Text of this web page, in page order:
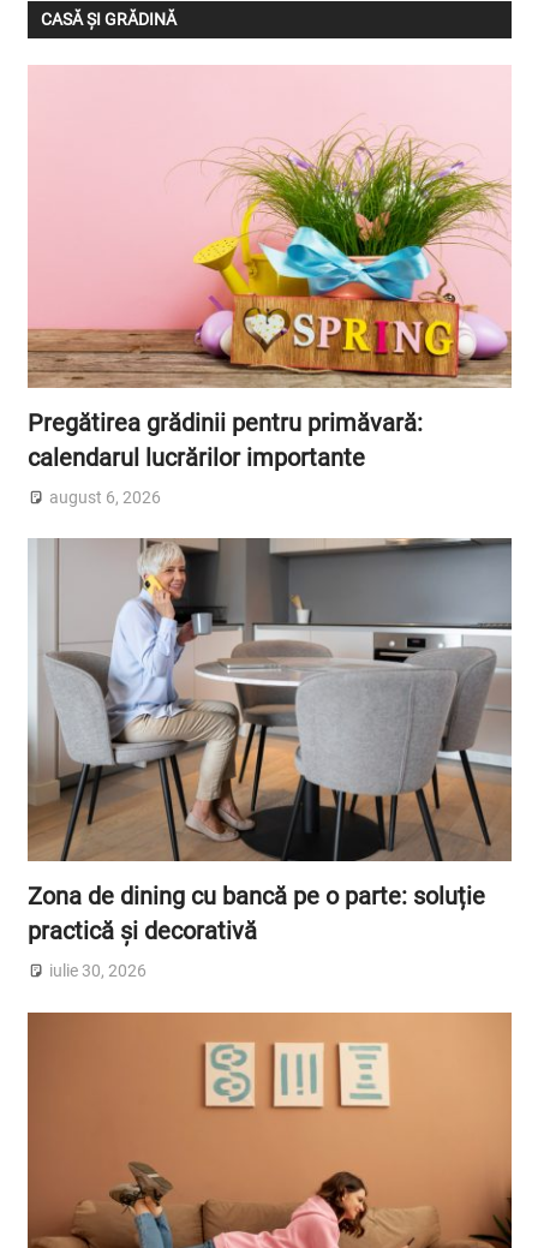
CASĂ ȘI GRĂDINĂ
Pregătirea grădinii pentru primăvară:
calendarul lucrărilor importante
august 6, 2026
Zona de dining cu bancă pe o parte: soluție
practică și decorativă
iulie 30, 2026